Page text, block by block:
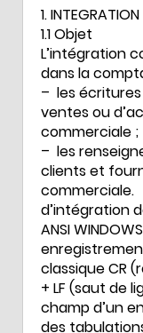
1.
1.1 Objet
L’intégration
dans la
– les
ventes ou
commerciale ;
– les
clients et
commerciale.
d’intégration
ANSI
classique CR
+ LF (saut de
champ d’un
des